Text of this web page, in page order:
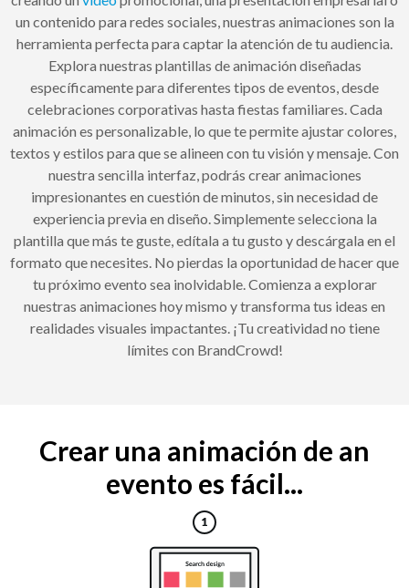
un contenido para redes sociales, nuestras animaciones son la
herramienta perfecta para captar la atención de tu audiencia.
Explora nuestras plantillas de animación diseñadas
específicamente para diferentes tipos de eventos, desde
celebraciones corporativas hasta fiestas familiares. Cada
animación es personalizable, lo que te permite ajustar colores,
textos y estilos para que se alineen con tu visión y mensaje. Con
nuestra sencilla interfaz, podrás crear animaciones
impresionantes en cuestión de minutos, sin necesidad de
experiencia previa en diseño. Simplemente selecciona la
plantilla que más te guste, edítala a tu gusto y descárgala en el
formato que necesites. No pierdas la oportunidad de hacer que
tu próximo evento sea inolvidable. Comienza a explorar
nuestras animaciones hoy mismo y transforma tus ideas en
realidades visuales impactantes. ¡Tu creatividad no tiene
límites con BrandCrowd!
Crear una animación de an
evento es fácil...